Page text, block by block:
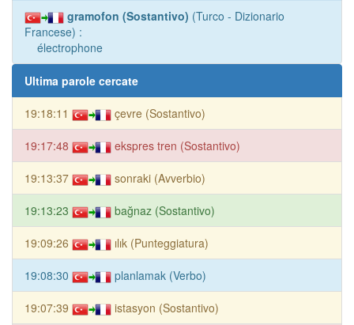
gramofon (Sostantivo) (Turco - Dizionario
Francese) :
électrophone
Ultima parole cercate
19:18:11 çevre (Sostantivo)
19:17:48 ekspres tren (Sostantivo)
19:13:37 sonraki (Avverbio)
19:13:23 bağnaz (Sostantivo)
19:09:26 ılık (Punteggiatura)
19:08:30 planlamak (Verbo)
19:07:39 istasyon (Sostantivo)